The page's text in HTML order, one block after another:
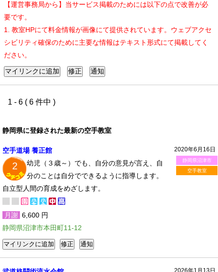
【運営事務局から】当サービス掲載のためには以下の点で改善が必
要です。
1. 教室HPにて料金情報が画像にて提供されています。ウェブアクセ
シビリティ確保のために主要な情報はテキスト形式にて掲載してく
ださい。
1 - 6 ( 6 件中 )
静岡県に登録された最新の空手教室
2020年6月16日
静岡県沼津市
空手教室
空手道場 養正館
2
幼児（３歳～）でも、自分の意見が言え、自
分のことは自分でできるように指導します。
自立型人間の育成をめざします。
月謝 6,600 円
静岡県沼津市本田町11-12
2026年1月13日